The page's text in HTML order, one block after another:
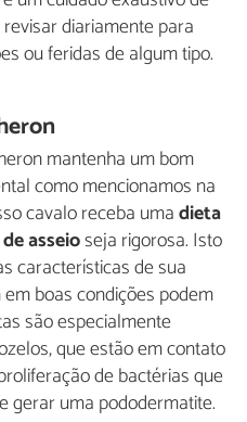
diariamente para
ou feridas de algum tipo.
mantenha um bom
como mencionamos na
cavalo receba umadieta
asseioseja rigorosa. Isto
características de sua
boas condições podem
são especialmente
que estão em contato
de bactérias que
gerar uma pododermatite.